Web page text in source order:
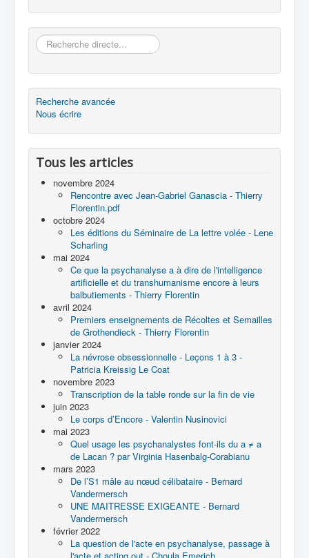
Rechercher
Recherche avancée
Nous écrire
Tous les articles
novembre 2024
Rencontre avec Jean-Gabriel Ganascia - Thierry
Florentin.pdf
octobre 2024
Les éditions du Séminaire de La lettre volée - Lene
Scharling
mai 2024
Ce que la psychanalyse a à dire de l'intelligence
artificielle et du transhumanisme encore à leurs
balbutiements - Thierry Florentin
avril 2024
Premiers enseignements de Récoltes et Semailles
de Grothendieck - Thierry Florentin
janvier 2024
La névrose obsessionnelle - Leçons 1 à 3 -
Patricia Kreissig Le Coat
novembre 2023
Transcription de la table ronde sur la fin de vie
juin 2023
Le corps d’Encore - Valentin Nusinovici
mai 2023
Quel usage les psychanalystes font-ils du a ≠ a
de Lacan ? par Virginia Hasenbalg-Corabianu
mars 2023
De l’S1 mâle au nœud célibataire - Bernard
Vandermersch
UNE MAITRESSE EXIGEANTE - Bernard
Vandermersch
février 2022
La question de l'acte en psychanalyse, passage à